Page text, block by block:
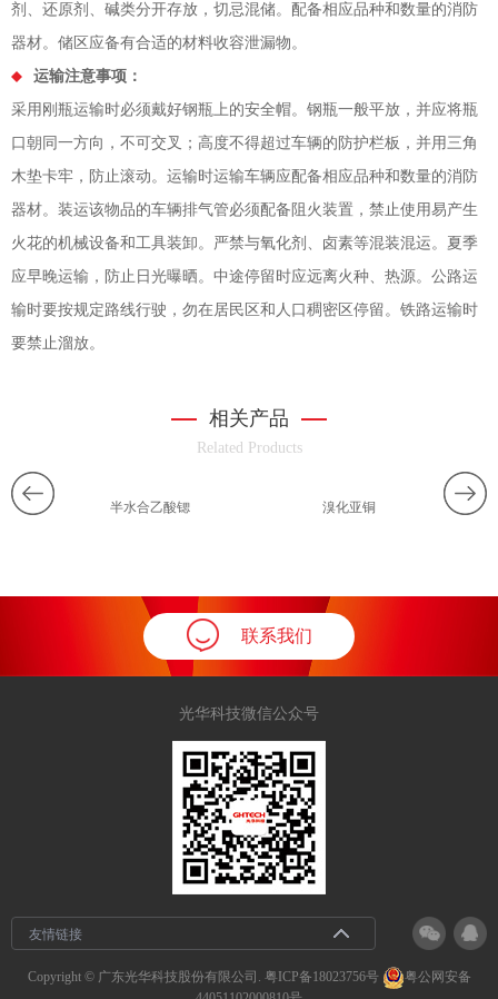
剂、还原剂、碱类分开存放，切忌混储。配备相应品种和数量的消防
器材。储区应备有合适的材料收容泄漏物。
运输注意事项：
采用刚瓶运输时必须戴好钢瓶上的安全帽。钢瓶一般平放，并应将瓶
口朝同一方向，不可交叉；高度不得超过车辆的防护栏板，并用三角
木垫卡牢，防止滚动。运输时运输车辆应配备相应品种和数量的消防
器材。装运该物品的车辆排气管必须配备阻火装置，禁止使用易产生
火花的机械设备和工具装卸。严禁与氧化剂、卤素等混装混运。夏季
应早晚运输，防止日光曝晒。中途停留时应远离火种、热源。公路运
输时要按规定路线行驶，勿在居民区和人口稠密区停留。铁路运输时
要禁止溜放。
相关产品
Related Products
半水合乙酸锶 溴化亚铜
联系我们
光华科技微信公众号
友情链接
Copyright © 广东光华科技股份有限公司. 粤ICP备18023756号
粤公网安备